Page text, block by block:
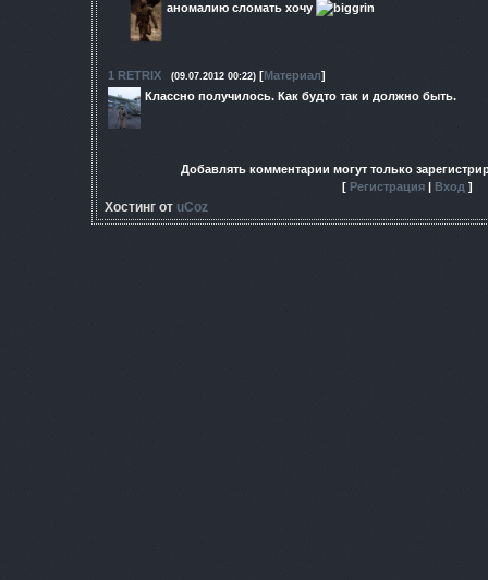
аномалию сломать хочу
1 RETRIX (09.07.2012 00:22) [Материал]
Классно получилось. Как будто так и должно быть.
Добавлять комментарии могут только
[ Регистрация Вход ]
Хостинг от uCoz